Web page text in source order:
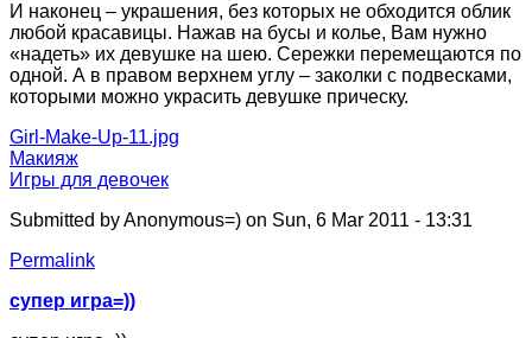
И наконец – украшения, без которых не обходится облик
любой красавицы. Нажав на бусы и колье, Вам нужно
«надеть» их девушке на шею. Сережки перемещаются по
одной. А в правом верхнем углу – заколки с подвесками,
которыми можно украсить девушке прическу.
Girl-Make-Up-11.jpg
Макияж
Игры для девочек
Submitted byAnonymous=) on Sun, 6 Mar 2011 - 13:31
Permalink
супер игра=))